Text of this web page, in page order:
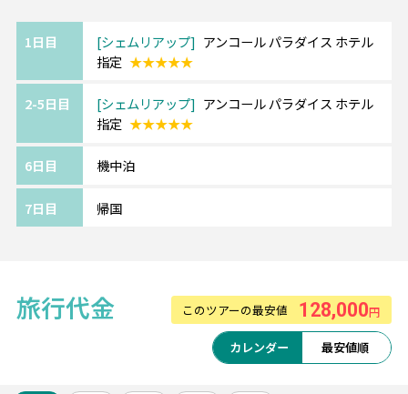
■アンコール パラダイス ホテル
り、ヘリテージウォークにも徒歩10分ほどの
立地。
散歩がてら歩いて行ける距離のお手頃ホテル
～～旅のアレンジ自由自在～～
アンコールワット遺跡やベンメリア観光のオ
プショナルツアーや、ベトナムなどとの周遊
1日目 シェムリアップ
アンコール パラダイス ホテル
指定 ★★★★★
2-5日目 シェムリアップ
アンコール パラダイス ホテル
指定 ★★★★★
6日目 機中泊
7日目 帰国
旅行代金 このツアーの最安値 128,000円
カレンダー 最安値順